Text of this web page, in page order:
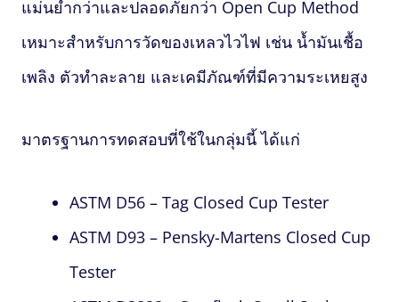
แม่นยำกว่าและปลอดภัยกว่า Open Cup Method
เหมาะสำหรับการวัดของเหลวไวไฟ เช่น น้ำมันเชื้อ
เพลิง ตัวทำละลาย และเคมีภัณฑ์ที่มีความระเหยสูง
มาตรฐานการทดสอบที่ใช้ในกลุ่มนี้ ได้แก่
ASTM D56 – Tag Closed Cup Tester
ASTM D93 – Pensky-Martens Closed Cup
Tester